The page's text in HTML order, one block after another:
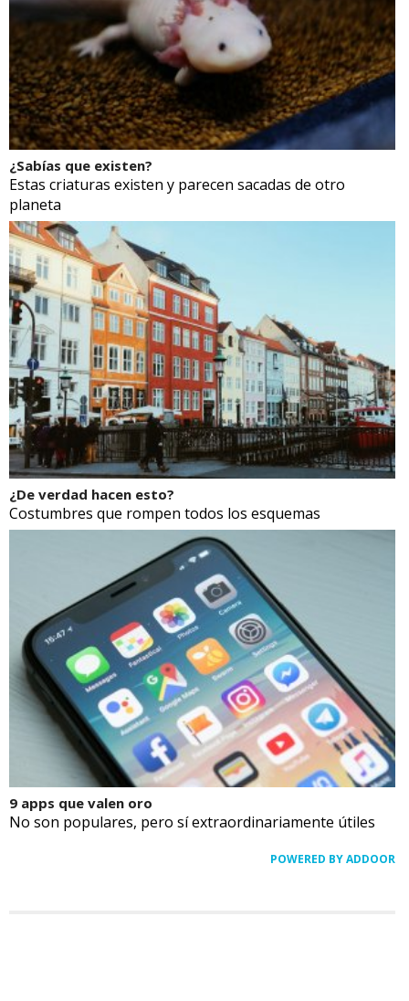
¿Sabías que existen?
Estas criaturas existen y parecen sacadas de otro
planeta
¿De verdad hacen esto?
Costumbres que rompen todos los esquemas
9 apps que valen oro
No son populares, pero sí extraordinariamente útiles
POWERED BY ADDOOR